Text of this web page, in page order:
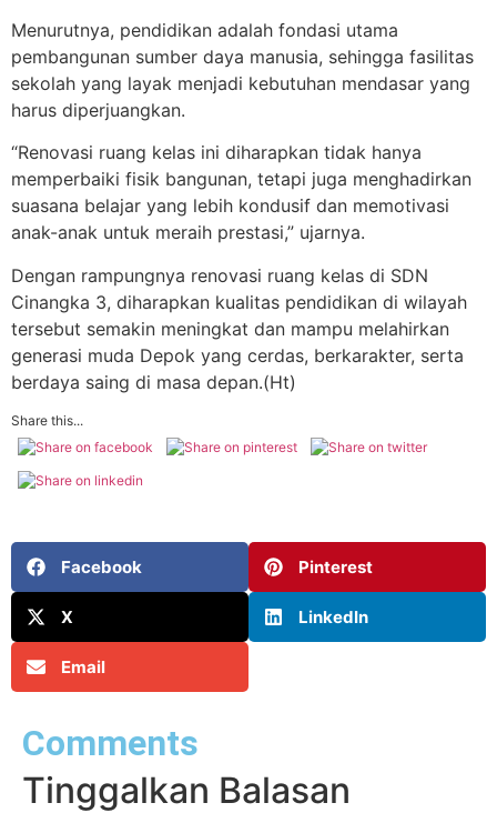
Menurutnya, pendidikan adalah fondasi utama
pembangunan sumber daya manusia, sehingga fasilitas
sekolah yang layak menjadi kebutuhan mendasar yang
harus diperjuangkan.
“Renovasi ruang kelas ini diharapkan tidak hanya
memperbaiki fisik bangunan, tetapi juga menghadirkan
suasana belajar yang lebih kondusif dan memotivasi
anak-anak untuk meraih prestasi,” ujarnya.
Dengan rampungnya renovasi ruang kelas di SDN
Cinangka 3, diharapkan kualitas pendidikan di wilayah
tersebut semakin meningkat dan mampu melahirkan
generasi muda Depok yang cerdas, berkarakter, serta
berdaya saing di masa depan.(Ht)
Share this...
Facebook Pinterest
X LinkedIn
Email
Comments
Tinggalkan Balasan